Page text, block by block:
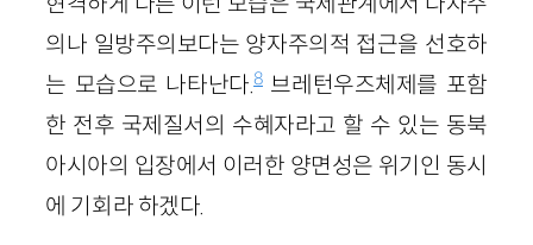
의나 일방주의보다는 양자주의적 접근을 선호하
는 모습으로 나타난다.8브레턴우즈체제를 포함
한 전후 국제질서의 수혜자라고 할 수 있는 동북
아시아의 입장에서 이러한 양면성은 위기인 동시
에 기회라 하겠다.